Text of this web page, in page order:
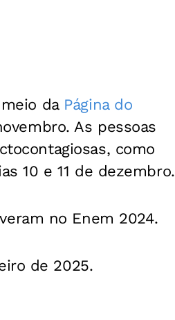
da Página do
As pessoas
como
10 e 11 de dezembro.
no Enem 2024.
de 2025.